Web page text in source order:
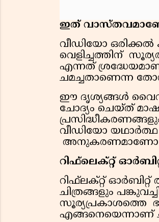
ഇത്
വീഡിയോ
വെളിച്ചത്തിന്
എന്നത്
ചമച്ചതാണെന്ന
ഈ ദൃശ്യങ്ങള്‍
ചോദ്യം ചെയ്ത്
വീഡിയോ
അനുകരണമാണോ
റിഫ്‌ലെക്റ്റ്
റിഫ്‌ലക്റ്റ്
ചിത്രങ്ങളും
സൂര്യപ്രകാശത്തെ
എങ്ങനെയെന്നാണ്